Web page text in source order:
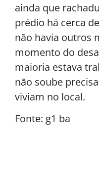
ainda que
prédio há cerca
não havia outros
momento do
maioria estava
não soube
viviam no local.
Fonte: g1 ba